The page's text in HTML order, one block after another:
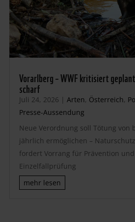
Vorarlberg – WWF kritisiert
scharf
Juli 24, 2026 | Arten, Österreich,
Presse-Aussendung
Neue Verordnung soll Tötung von
jährlich ermöglichen –
fordert Vorrang für Prävention
Einzelfallprüfung
mehr lesen